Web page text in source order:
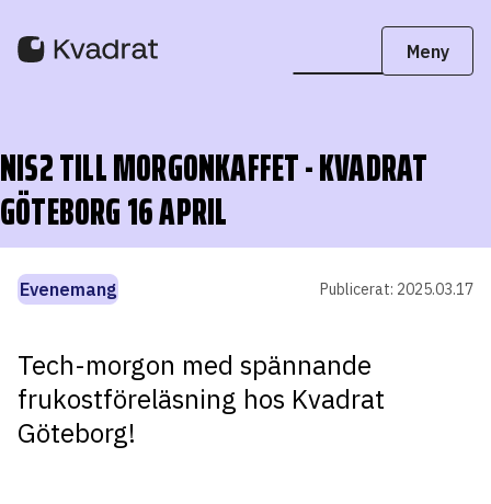
NIS2 TILL MORGONKAFFET - KVADRAT
GÖTEBORG 16 APRIL
Evenemang Publicerat: 2025.03.17
Tech-morgon med spännande
frukostföreläsning hos Kvadrat
Göteborg!